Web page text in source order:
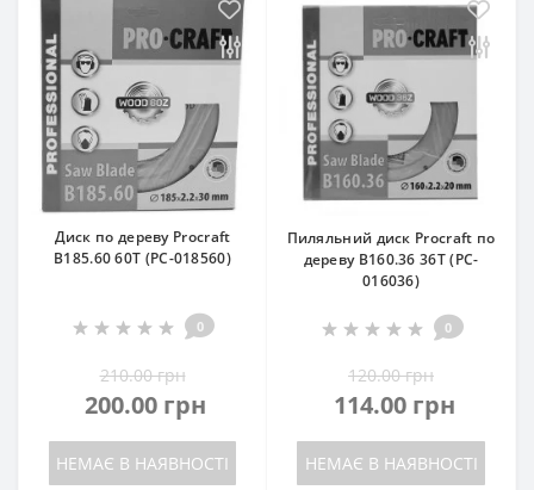
Диск по дереву Procraft
B185.60 60T (PC-018560)
0
210.00 грн
200.00 грн
НЕМАЄ В НАЯВНОСТІ
Пиляльний диск Procraft по
дереву B160.36 36T (PC-
016036)
0
120.00 грн
114.00 грн
НЕМАЄ В НАЯВНОСТІ